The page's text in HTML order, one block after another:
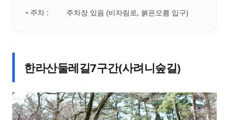
• 주차 :
주차장 있음 (비자림로, 붉은오름 입구)
한라산둘레길7구간(사려니숲길)